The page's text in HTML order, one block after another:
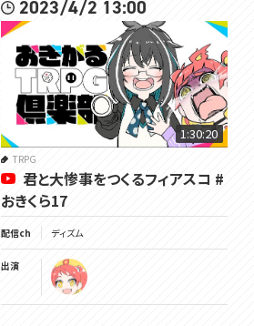
2023/4/2 13:00
1:30:20
TRPG
君と大惨事をつくるフィアスコ #
おきくら17
配信ch ディズム
出演